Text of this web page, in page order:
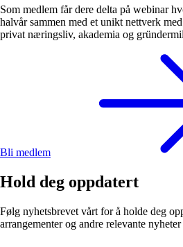
Som medlem får dere delta på webinar
halvår sammen med et unikt nettverk
privat næringsliv, akademia og
Bli medlem
Hold deg oppdatert
Følg nyhetsbrevet vårt for å holde deg
arrangementer og andre relevante